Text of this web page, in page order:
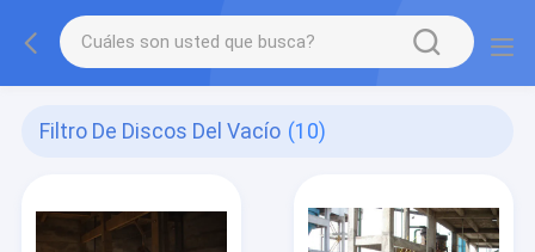
Filtro De Discos Del Vacío (10)